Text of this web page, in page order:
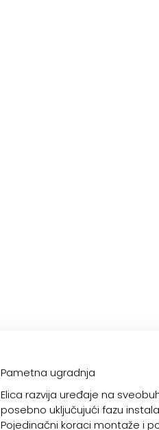
Pametna ugradnja
Elica razvija uređaje na
posebno uključujući fazu
Pojedinačni koraci montaže i